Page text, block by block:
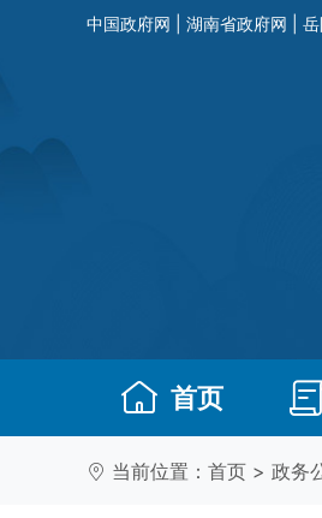
中国政府网 湖南省政府网
首页
当前位置： 首页 > 政务